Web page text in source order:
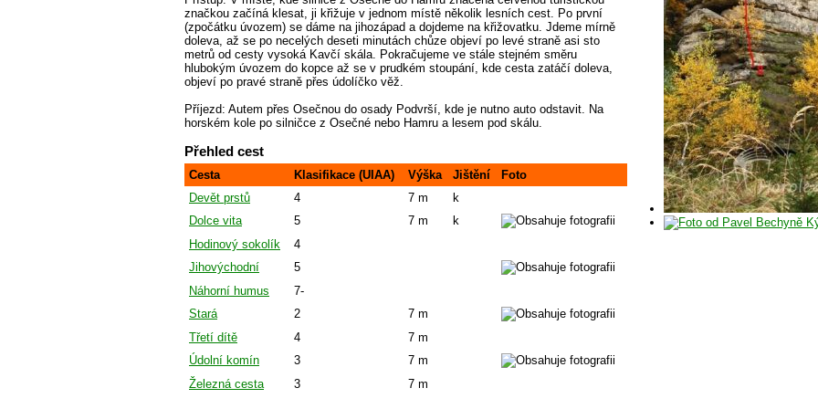
značkou začíná klesat, ji křižuje v jednom místě několik lesních cest. Po první
(zpočátku úvozem) se dáme na jihozápad a dojdeme na křižovatku. Jdeme mírně
doleva, až se po necelých deseti minutách chůze objeví po levé straně asi sto
metrů od cesty vysoká Kavčí skála. Pokračujeme ve stále stejném směru
hlubokým úvozem do kopce až se v prudkém stoupání, kde cesta zatáčí doleva,
objeví po pravé straně přes údolíčko věž.
Příjezd: Autem přes Osečnou do osady Podvrší, kde je nutno auto odstavit. Na
horském kole po silničce z Osečné nebo Hamru a lesem pod skálu.
Přehled cest
Cesta Klasifikace (UIAA) Výška Jištění
Foto
Devět prstů
4 7 m
k
Dolce vita
5 7 m
k
Hodinový sokolík
4
Jihovýchodní
5
Náhorní humus
7-
Stará
2
7 m
Třetí dítě
4
7 m
Údolní komín
3
7 m
Železná cesta
3 7 m